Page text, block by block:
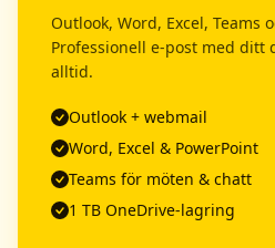
Outlook, Word, Excel, Teams
Professionell e-post med ditt
alltid.
Outlook + webmail
Word, Excel & PowerPoint
Teams för möten & chatt
1 TB OneDrive-lagring